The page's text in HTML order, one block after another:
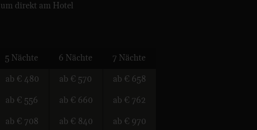
direkt am Hotel
5 Nächte 6 Nächte
7 Nächte
ab € 480 ab € 570
ab € 658
ab € 556 ab € 660
ab € 762
ab € 708 ab € 840 ab € 970